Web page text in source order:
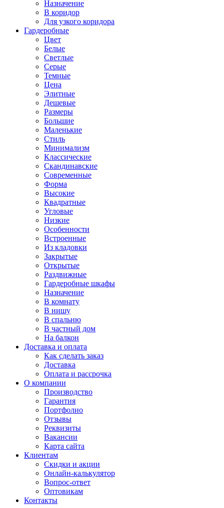
Назначение
В коридор
Для узкого коридора
Гардеробные
Цвет
Белые
Светлые
Серые
Темные
Цена
Элитные
Дешевые
Размеры
Большие
Маленькие
Стиль
Минимализм
Классические
Скандинавские
Современные
Форма
Высокие
Квадратные
Угловые
Низкие
Особенности
Встроенные
Из кладовки
Закрытые
Открытые
Раздвижные
Гардеробные шкафы
Назначение
В комнату
В нишу
В спальню
В частный дом
На балкон
Доставка и оплата
Как сделать заказ
Доставка
Оплата и рассрочка
О компании
Производство
Гарантия
Портфолио
Отзывы
Реквизиты
Вакансии
Карта сайта
Клиентам
Скидки и акции
Онлайн-калькулятор
Вопрос-ответ
Оптовикам
Контакты